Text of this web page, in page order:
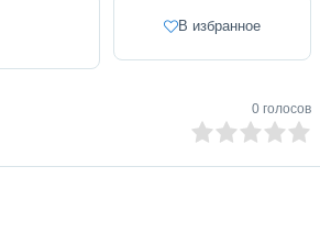
В избранное
0 голосов